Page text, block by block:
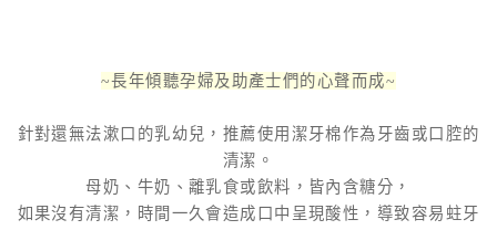
~長年傾聽孕婦及助產士們的心聲而成~
針對還無法漱口的乳幼兒，推薦使用潔牙棉作為牙齒或口腔的
清潔。
母奶、牛奶、離乳食或飲料，皆內含糖分，
如果沒有清潔，時間一久會造成口中呈現酸性，導致容易蛀牙